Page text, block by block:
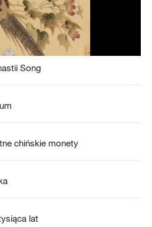
Song
chińskie monety
lat